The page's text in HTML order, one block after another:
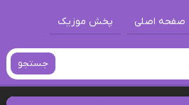
صفحه اصلی پخش موزیک
جستجو